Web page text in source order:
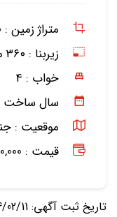
متراژ زمین :
زیربنا : ۳۶۰ متر
خواب : ۴
سال ساخت
موقعیت :
قیمت : 3,000,000,000 تومان /
تاریخ ثبت آگهی: 1404/02/11